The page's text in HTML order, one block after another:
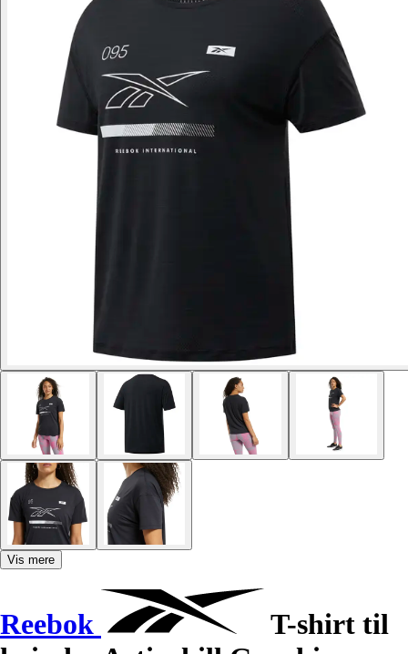
Vis mere
Reebok
T-shirt til